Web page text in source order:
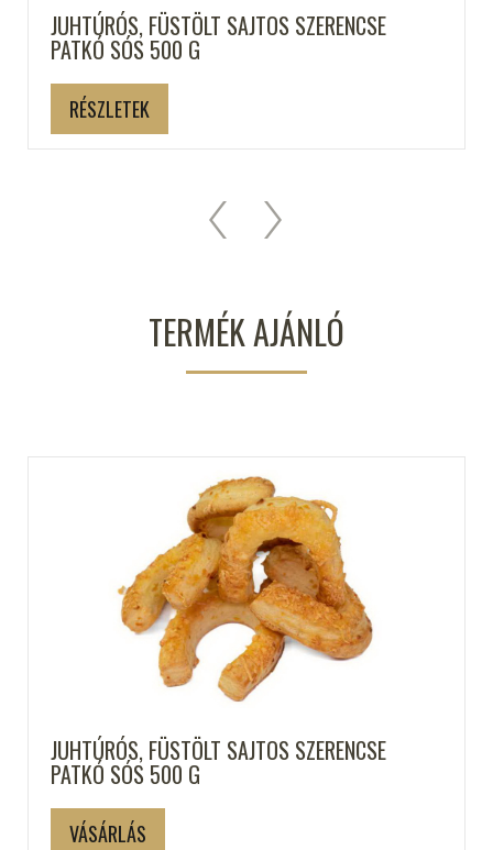
JUHTÚRÓS, FÜSTÖLT SAJTOS SZERENCSE
PATKÓ SÓS 500 G
RÉSZLETEK
TERMÉK AJÁNLÓ
JUHTÚRÓS, FÜSTÖLT SAJTOS SZERENCSE
PATKÓ SÓS 500 G
VÁSÁRLÁS